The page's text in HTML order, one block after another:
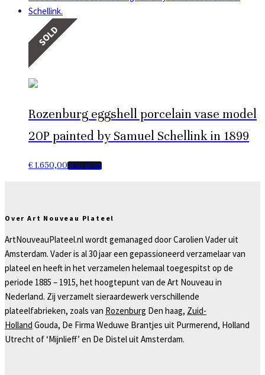
SOLD
Rozenburg eggshell porcelain vase model
20P painted by Samuel Schellink in 1899
€ 1.650,00READ MORE
Over Art Nouveau Plateel
ArtNouveauPlateel.nl wordt gemanaged door Carolien Vader uit
Amsterdam. Vader is al 30 jaar een gepassioneerd verzamelaar van
plateel en heeft in het verzamelen helemaal toegespitst op de
periode 1885 – 1915, het hoogtepunt van de Art Nouveau in
Nederland. Zij verzamelt sieraardewerk verschillende
plateelfabrieken, zoals van Rozenburg Den haag, Zuid-
Holland Gouda, De Firma Weduwe Brantjes uit Purmerend, Holland
Utrecht of ‘Mijnlieff’ en De Distel uit Amsterdam.